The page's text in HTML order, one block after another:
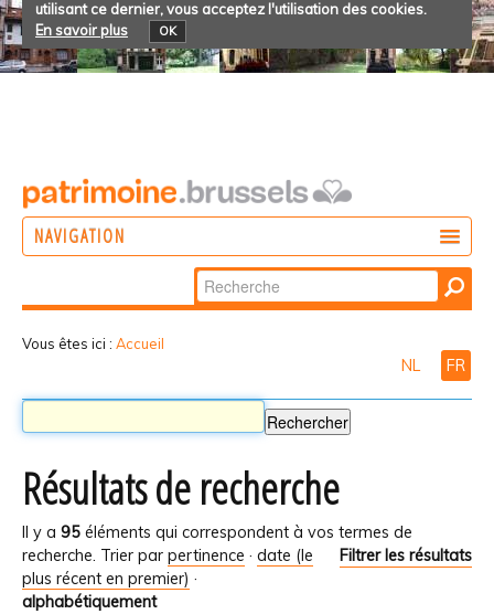
utilisant ce dernier, vous acceptez l'utilisation des cookies.
En savoir plus
OK
NAVIGATION
Chercher par
Recherche
Vous êtes ici : Accueil
NL FR
Résultats de recherche
Il y a 95 éléments qui correspondent à vos termes de
recherche.
Filtrer les résultats
Trier par pertinence · date (le
plus récent en premier) ·
alphabétiquement